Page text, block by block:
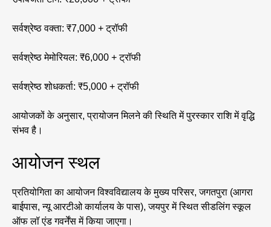
सर्वश्रेष्ठ वक्ता: ₹7,000 + ट्रॉफी
सर्वश्रेष्ठ मेमोरियल: ₹6,000 + ट्रॉफी
सर्वश्रेष्ठ शोधकर्ता: ₹5,000 + ट्रॉफी
आयोजकों के अनुसार, प्रायोजन मिलने की स्थिति में पुरस्कार राशि में वृद्धि
संभव है।
आयोजन स्थल
प्रतियोगिता का आयोजन विश्वविद्यालय के मुख्य परिसर, जगतपुरा (आगरा
बाईपास, न्यू आरटीओ कार्यालय के पास), जयपुर में स्थित सीडलिंग स्कूल
ऑफ लॉ एंड गवर्नेंस में किया जाएगा।